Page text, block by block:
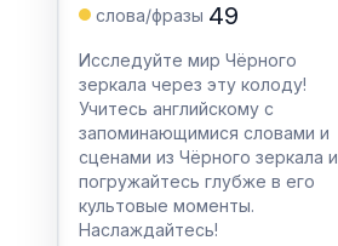
слова/фразы 49
Исследуйте мир Чёрного
зеркала через эту колоду!
Учитесь английскому с
запоминающимися словами и
сценами из Чёрного зеркала и
погружайтесь глубже в его
культовые моменты.
Наслаждайтесь!